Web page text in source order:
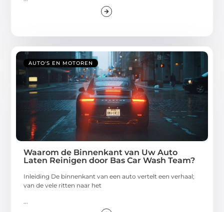
AUTO'S EN MOTOREN
Waarom de Binnenkant van Uw Auto
Laten Reinigen door Bas Car Wash Team?
Inleiding De binnenkant van een auto vertelt een verhaal;
van de vele ritten naar het
...